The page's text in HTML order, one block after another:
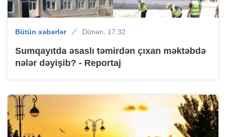
Bütün xəbərlər Dünən, 17:32
Sumqayıtda əsaslı təmirdən çıxan məktəbdə
nələr dəyişib? - Reportaj